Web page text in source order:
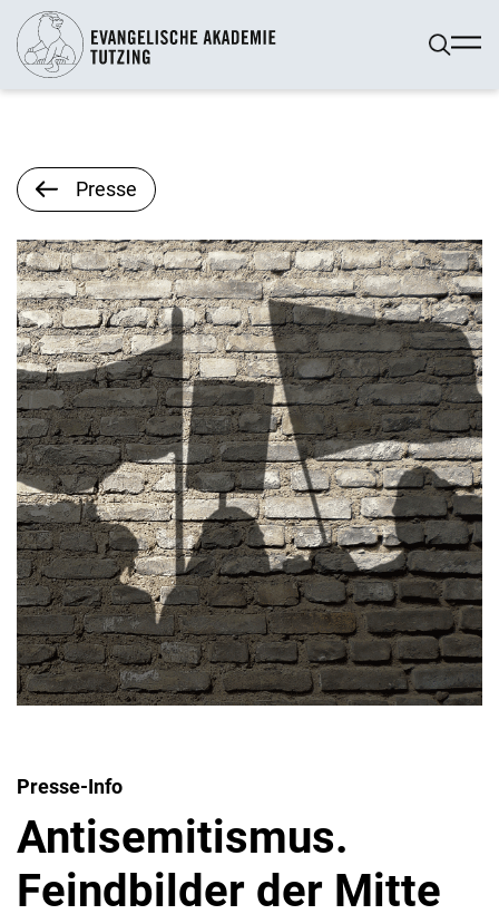
Presse
Presse-Info
Antisemitismus.
Feindbilder der Mitte